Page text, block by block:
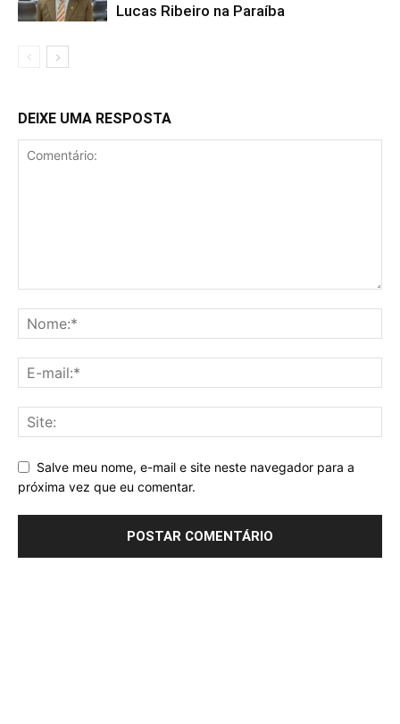
Lucas Ribeiro na Paraíba
DEIXE UMA RESPOSTA
Salve meu nome, e-mail e site neste navegador para a
próxima vez que eu comentar.